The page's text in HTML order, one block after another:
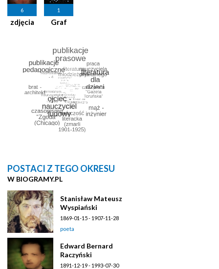
6
zdjęcia
1
Graf
POSTACI Z TEGO OKRESU
W BIOGRAMY.PL
Stanisław Mateusz
Wyspiański
1869-01-15 - 1907-11-28
poeta
Edward Bernard
Raczyński
1891-12-19 - 1993-07-30